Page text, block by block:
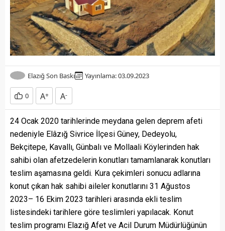
Elazığ Son Baskı Yayınlama: 03.09.2023
0 A+ A-
24 Ocak 2020 tarihlerinde meydana gelen deprem afeti
nedeniyle Elâzığ Sivrice İlçesi Güney, Dedeyolu,
Bekçitepe, Kavallı, Günbalı ve Mollaali Köylerinden hak
sahibi olan afetzedelerin konutları tamamlanarak konutları
teslim aşamasına geldi. Kura çekimleri sonucu adlarına
konut çıkan hak sahibi aileler konutlarını 31 Ağustos
2023– 16 Ekim 2023 tarihleri arasında ekli teslim
listesindeki tarihlere göre teslimleri yapılacak. Konut
teslim programı Elazığ Afet ve Acil Durum Müdürlüğünün